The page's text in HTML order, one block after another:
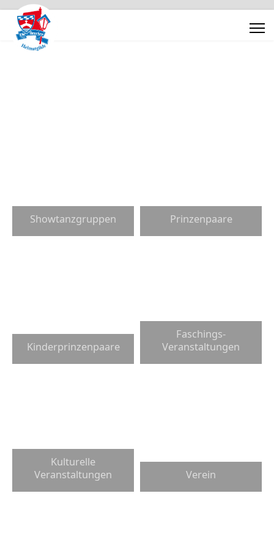
Showtanzgruppen Prinzenpaare
Kinderprinzenpaare
Faschings-
Veranstaltungen
Kulturelle
Veranstaltungen
Verein